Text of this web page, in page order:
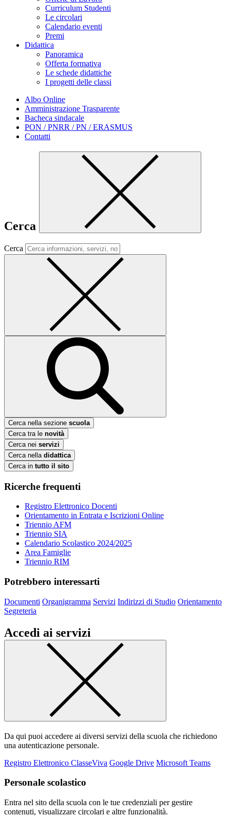
Curriculum Studenti
Le circolari
Calendario eventi
Premi
Didattica
Panoramica
Offerta formativa
Le schede didattiche
I progetti delle classi
Albo Online
Amministrazione Trasparente
Bacheca sindacale
PON / PNRR / PN / ERASMUS
Contatti
Cerca
Cerca
Cerca nella sezione scuola
Cerca tra le novità
Cerca nei servizi
Cerca nella didattica
Cerca in tutto il sito
Ricerche frequenti
Registro Elettronico Docenti
Orientamento in Entrata e Iscrizioni Online
Triennio AFM
Triennio SIA
Calendario Scolastico 2024/2025
Area Famiglie
Triennio RIM
Potrebbero interessarti
Documenti Organigramma Servizi Indirizzi di Studio Orientamento
Segreteria
Accedi ai servizi
Da qui puoi accedere ai diversi servizi della scuola che richiedono
una autenticazione personale.
Registro Elettronico ClasseViva Google Drive Microsoft Teams
Personale scolastico
Entra nel sito della scuola con le tue credenziali per gestire
contenuti, visualizzare circolari e altre funzionalità.